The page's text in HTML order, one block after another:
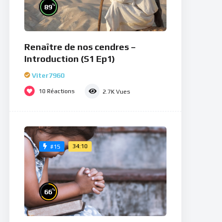
89%
Renaître de nos cendres –
Introduction (S1 Ep1)
Viter7960
10 Réactions 2.7K Vues
#15 34:10
66%